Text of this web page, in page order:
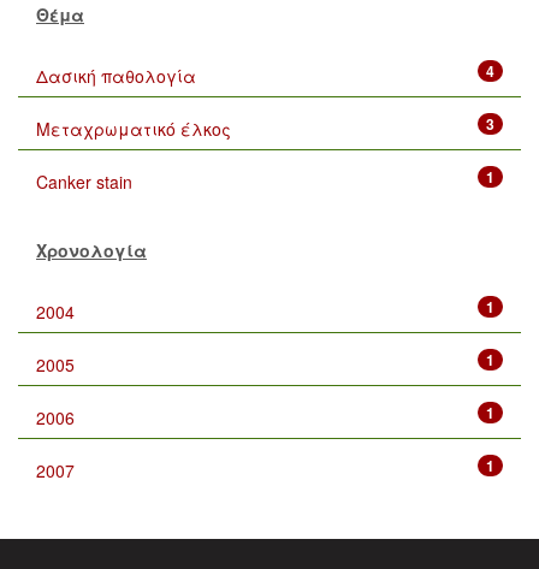
Θέμα
4
Δασική παθολογία
3
Μεταχρωματικό έλκος
1
Canker stain
Χρονολογία
1
2004
1
2005
1
2006
1
2007